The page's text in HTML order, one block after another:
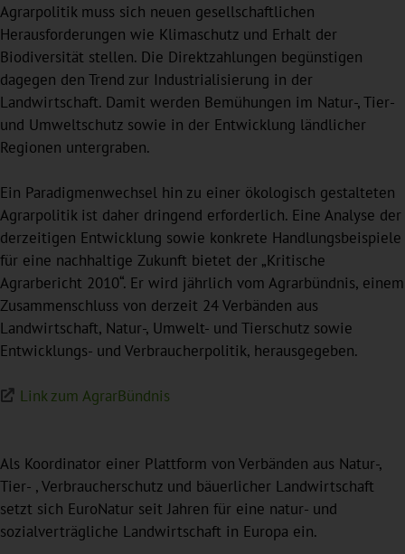
Agrarpolitik muss sich neuen gesellschaftlichen
Herausforderungen wie Klimaschutz und Erhalt der
Biodiversität stellen. Die Direktzahlungen begünstigen
dagegen den Trend zur Industrialisierung in der
Landwirtschaft. Damit werden Bemühungen im Natur-, Tier-
und Umweltschutz sowie in der Entwicklung ländlicher
Regionen untergraben.
Ein Paradigmenwechsel hin zu einer ökologisch gestalteten
Agrarpolitik ist daher dringend erforderlich. Eine Analyse der
derzeitigen Entwicklung sowie konkrete Handlungsbeispiele
für eine nachhaltige Zukunft bietet der „Kritische
Agrarbericht 2010“. Er wird jährlich vom Agrarbündnis, einem
Zusammenschluss von derzeit 24 Verbänden aus
Landwirtschaft, Natur-, Umwelt- und Tierschutz sowie
Entwicklungs- und Verbraucherpolitik, herausgegeben.
Link zum AgrarBündnis
Als Koordinator einer Plattform von Verbänden aus Natur-,
Tier- , Verbraucherschutz und bäuerlicher Landwirtschaft
setzt sich EuroNatur seit Jahren für eine natur- und
sozialverträgliche Landwirtschaft in Europa ein.